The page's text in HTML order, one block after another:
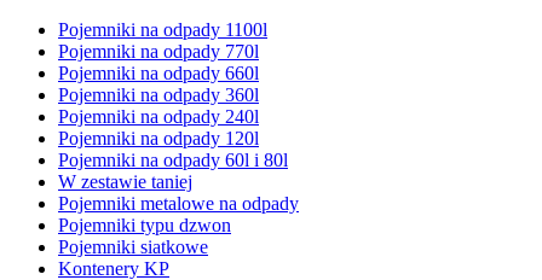
Pojemniki na odpady 1100l
Pojemniki na odpady 770l
Pojemniki na odpady 660l
Pojemniki na odpady 360l
Pojemniki na odpady 240l
Pojemniki na odpady 120l
Pojemniki na odpady 60l i 80l
W zestawie taniej
Pojemniki metalowe na odpady
Pojemniki typu dzwon
Pojemniki siatkowe
Kontenery KP